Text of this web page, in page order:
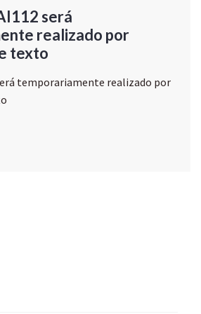
será
realizado por
texto
temporariamente realizado por